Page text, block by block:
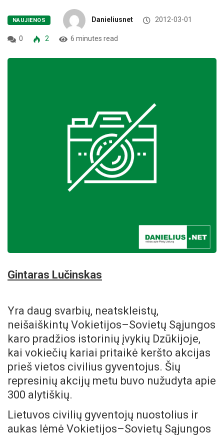
NAUJIENOS Danieliusnet 2012-03-01
0 2 6 minutes read
Gintaras Lučinskas
Yra daug svarbių, neatskleistų,
neišaiškintų Vokietijos–Sovietų Sąjungos
karo pradžios istorinių įvykių Dzūkijoje,
kai vokiečių kariai pritaikė keršto akcijas
prieš vietos civilius gyventojus. Šių
represinių akcijų metu buvo nužudyta apie
300 alytiškių.
Lietuvos civilių gyventojų nuostolius ir
aukas lėmė Vokietijos–Sovietų Sąjungos